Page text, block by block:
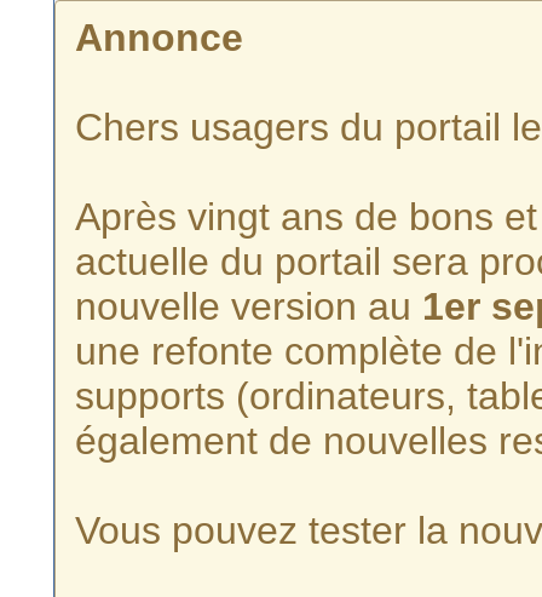
Annonce
Chers usagers du portail
Après vingt ans de bons
actuelle du portail sera
nouvelle version au 1er
une refonte complète de
supports (ordinateurs,
également de nouvelles
Vous pouvez tester la